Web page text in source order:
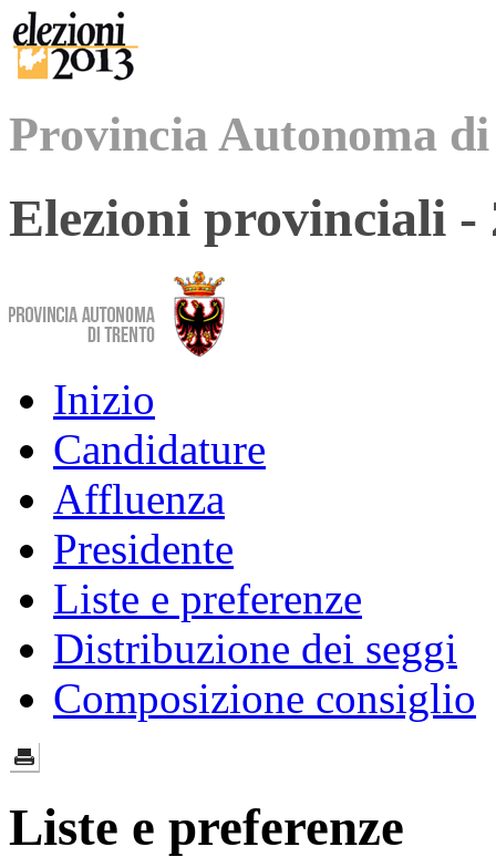
Provincia Autonoma
Elezioni provinciali -
Inizio
Candidature
Affluenza
Presidente
Liste e preferenze
Distribuzione dei seggi
Composizione consiglio
Liste e preferenze